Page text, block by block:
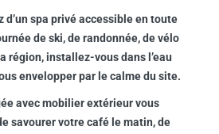
d’un spa privé accessible en toute
de ski, de randonnée, de vélo
région, installez-vous dans l’eau
envelopper par le calme du site.
avec mobilier extérieur vous
savourer votre café le matin, de